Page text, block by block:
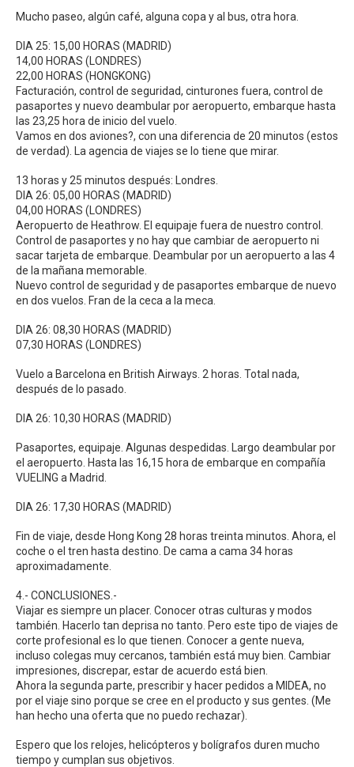
Mucho paseo, algún café, alguna copa y al bus, otra hora.
DIA 25: 15,00 HORAS (MADRID)
14,00 HORAS (LONDRES)
22,00 HORAS (HONGKONG)
Facturación, control de seguridad, cinturones fuera, control de
pasaportes y nuevo deambular por aeropuerto, embarque hasta
las 23,25 hora de inicio del vuelo.
Vamos en dos aviones?, con una diferencia de 20 minutos (estos
de verdad). La agencia de viajes se lo tiene que mirar.
13 horas y 25 minutos después: Londres.
DIA 26: 05,00 HORAS (MADRID)
04,00 HORAS (LONDRES)
Aeropuerto de Heathrow. El equipaje fuera de nuestro control.
Control de pasaportes y no hay que cambiar de aeropuerto ni
sacar tarjeta de embarque. Deambular por un aeropuerto a las 4
de la mañana memorable.
Nuevo control de seguridad y de pasaportes embarque de nuevo
en dos vuelos. Fran de la ceca a la meca.
DIA 26: 08,30 HORAS (MADRID)
07,30 HORAS (LONDRES)
Vuelo a Barcelona en British Airways. 2 horas. Total nada,
después de lo pasado.
DIA 26: 10,30 HORAS (MADRID)
Pasaportes, equipaje. Algunas despedidas. Largo deambular por
el aeropuerto. Hasta las 16,15 hora de embarque en compañía
VUELING a Madrid.
DIA 26: 17,30 HORAS (MADRID)
Fin de viaje, desde Hong Kong 28 horas treinta minutos. Ahora, el
coche o el tren hasta destino. De cama a cama 34 horas
aproximadamente.
4.- CONCLUSIONES.-
Viajar es siempre un placer. Conocer otras culturas y modos
también. Hacerlo tan deprisa no tanto. Pero este tipo de viajes de
corte profesional es lo que tienen. Conocer a gente nueva,
incluso colegas muy cercanos, también está muy bien. Cambiar
impresiones, discrepar, estar de acuerdo está bien.
Ahora la segunda parte, prescribir y hacer pedidos a MIDEA, no
por el viaje sino porque se cree en el producto y sus gentes. (Me
han hecho una oferta que no puedo rechazar).
Espero que los relojes, helicópteros y bolígrafos duren mucho
tiempo y cumplan sus objetivos.